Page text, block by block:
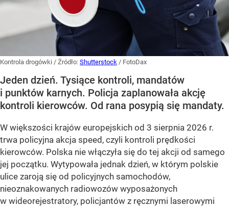
Kontrola drogówki / Źródło: Shutterstock / FotoDax
Jeden dzień. Tysiące kontroli, mandatów
i punktów karnych. Policja zaplanowała akcję
kontroli kierowców. Od rana posypią się mandaty.
W większości krajów europejskich od 3 sierpnia 2026 r.
trwa policyjna akcja speed, czyli kontroli prędkości
kierowców. Polska nie włączyła się do tej akcji od samego
jej początku. Wytypowała jednak dzień, w którym polskie
ulice zaroją się od policyjnych samochodów,
nieoznakowanych radiowozów wyposażonych
w wideorejestratory, policjantów z ręcznymi laserowymi